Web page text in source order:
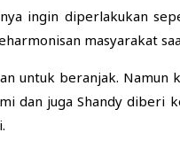
ingin diperlakukan
masyarakat
untuk beranjak.
dan juga Shandy